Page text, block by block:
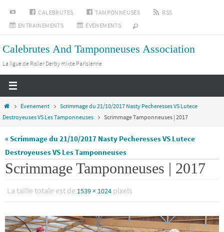
Passer
vers
contenu
INSTAGRAMCALEBRUTES TAMPONNEUSES
RSS
ENTRAINEMENTS
ÉVÉNEMENTS
Calebrutes And Tamponneuses Association
La ligue de Roller Derby mixte Parisienne
HomeÉvenement
Scrimmage du 21/10/2017 Nasty Pecheresses VS Lutece
Destroyeuses VS Les Tamponneuses
Scrimmage Tamponneuses | 2017
« Scrimmage du 21/10/2017 Nasty Pecheresses VS Lutece
Destroyeuses VS Les Tamponneuses
Scrimmage Tamponneuses | 2017
La taille totale est de 1539 × 1024 pixels